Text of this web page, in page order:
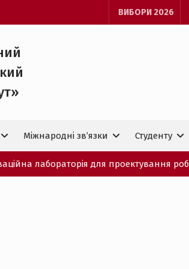
ВИБОРИ 2026
Міжнародні зв’язки Студенту
лабораторія для проектування